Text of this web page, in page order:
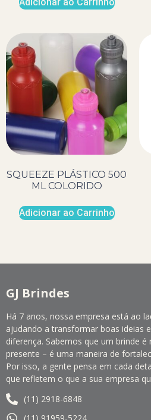
SQUEEZE PLÁSTICO 500
ML COLORIDO
Adicionar ao Carrinho
GJ Brindes
Há 7 anos, nossa empresa está ao
ajudando a transformar boas ideias
diferença. Sabemos que um brinde
presente – é uma maneira de
Por isso, a gente pensa em cada
que refletem o que a sua empresa
(11) 2918-6848